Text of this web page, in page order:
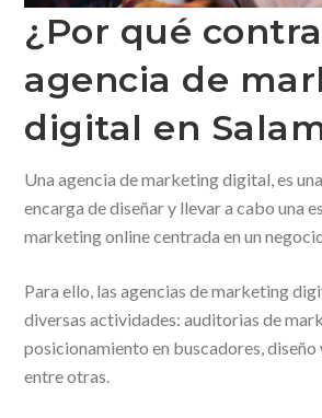
¿Por qué
agencia de
digital en
Una agencia de marketing digital, es
encarga de diseñar y llevar a cabo una
marketing online centrada en un
Para ello, las agencias de marketing
diversas actividades: auditorias de
posicionamiento en buscadores, diseño
entre otras.